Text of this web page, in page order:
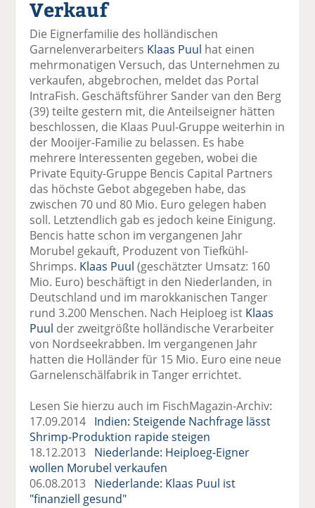
uf
F
ac
e
b
o
o
k
te
il
e
n
tt
er
n
Li
n
k
e
di
n
te
il
e
n
m
ai
l
v
er
d
n
e
Verkauf
Die Eignerfamilie des holländischen
Garnelenverarbeiters Klaas Puul hat einen
mehrmonatigen Versuch, das Unternehmen zu
verkaufen, abgebrochen, meldet das Portal
IntraFish. Geschäftsführer Sander van den Berg
(39) teilte gestern mit, die Anteilseigner hätten
beschlossen, die Klaas Puul-Gruppe weiterhin in
der Mooijer-Familie zu belassen. Es habe
mehrere Interessenten gegeben, wobei die
Private Equity-Gruppe Bencis Capital Partners
das höchste Gebot abgegeben habe, das
zwischen 70 und 80 Mio. Euro gelegen haben
soll. Letztendlich gab es jedoch keine Einigung.
Bencis hatte schon im vergangenen Jahr
Morubel gekauft, Produzent von Tiefkühl-
Shrimps. Klaas Puul(geschätzter Umsatz: 160
Mio. Euro) beschäftigt in den Niederlanden, in
Deutschland und im marokkanischen Tanger
rund 3.200 Menschen. Nach Heiploeg ist Klaas
Puul der zweitgrößte holländische Verarbeiter
von Nordseekrabben. Im vergangenen Jahr
hatten die Holländer für 15 Mio. Euro eine neue
Garnelenschälfabrik in Tanger errichtet.
Lesen Sie hierzu auch im FischMagazin-Archiv:
17.09.2014 Indien: Steigende Nachfrage lässt
Shrimp-Produktion rapide steigen
18.12.2013 Niederlande: Heiploeg-Eigner
wollen Morubel verkaufen
06.08.2013 Niederlande: Klaas Puul ist
"finanziell gesund"